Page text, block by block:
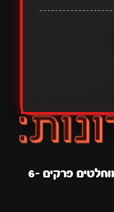
אתה ואני הפכים מוחלטים פרקים 6-